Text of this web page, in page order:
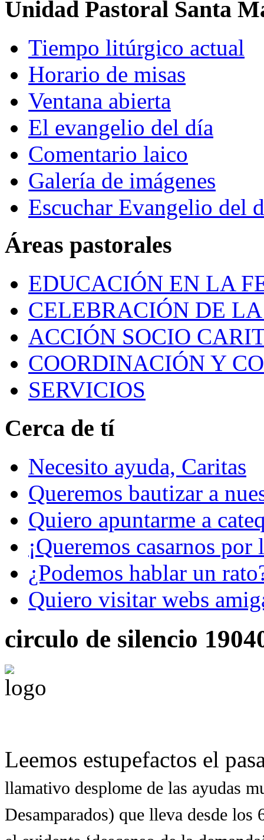
Unidad Pastoral Santa
Tiempo litúrgico actual
Horario de misas
Ventana abierta
El evangelio del día
Comentario laico
Galería de imágenes
Escuchar Evangelio del
Áreas pastorales
EDUCACIÓN EN LA
CELEBRACIÓN DE
ACCIÓN SOCIO
COORDINACIÓN Y
SERVICIOS
Cerca de tí
Necesito ayuda, Caritas
Queremos bautizar a
Quiero apuntarme a
¡Queremos casarnos
¿Podemos hablar un
Quiero visitar webs
circulo de silencio
Leemos estupefactos el
llamativo desplome de las ayudas
Desamparados) que lleva desde